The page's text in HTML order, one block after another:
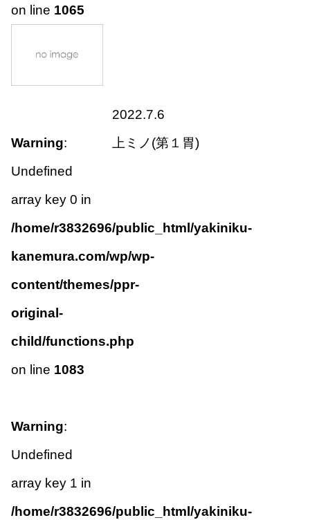
on line 1065
Warning:
Undefined
array key 0 in
/home/r3832696/public_html/yakiniku-
kanemura.com/wp/wp-
content/themes/ppr-
original-
child/functions.php
on line 1083
Warning:
Undefined
array key 1 in
/home/r3832696/public_html/yakiniku-
2022.7.6
上ミノ(第１胃)